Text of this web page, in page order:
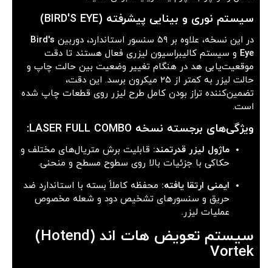
سیستم نوری و بینایی پیشرفته (BIRD'S EYE)
در این نسخه، علاوه بر ۵۹ سنسور استاندارد، دوربین
Bird's
Eye و سیستم کالیبراسیون لیزری فعال هستند تا دقت
موقعیت‌یابی هد در هنگام تغییر وضعیت بین حالت چاپ و
حالت لیزر به کمتر از ۲۵ میکرون برسد. این دقت،
تضمین‌کننده تراز بودن کامل طرح لیزر روی قطعات چاپ شده
است.
ویژگی‌های برجسته نسخه LASER FULL COMBO:
ماژول لیزر قدرتمند: قابلیت برش متریال‌های مختلف و
حکاکی با جزئیات بالا روی سطوح مسطح و منحنی.
ایمنی ارتقا یافته: محفظه کاملاً بسته با استاندارد ضد
حریق و سنسورهای تشخیص دود و شعله مخصوص
عملیات لیزر.
سیستم تعویض هات اند (Hotend)
Vortek